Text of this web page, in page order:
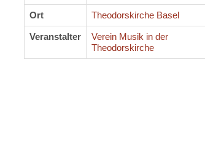
Ort Theodorskirche Basel
Veranstalter
Verein Musik in der
Theodorskirche